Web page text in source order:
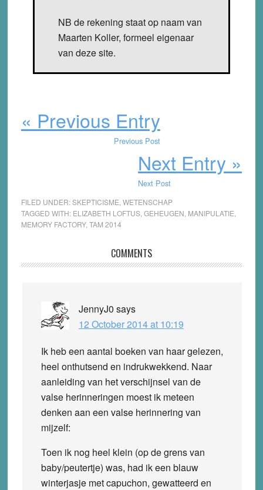
NB de rekening staat op naam van
Maarten Koller, formeel eigenaar
van deze site.
« Previous Entry
Previous Post
Next Entry »
Next Post
FILED UNDER:SKEPTICISME WETENSCHAP
TAGGED WITH: ELIZABETH LOFTUS, GEHEUGEN MANIPULATIE
MEMORY FACTORY, TAM 2014
Interactions
COMMENTS
JennyJ0 says
12 October 2014 at 10:19
Ik heb een aantal boeken van haar gelezen,
heel onthutsend en indrukwekkend. Naar
aanleiding van het verschijnsel van de
valse herinneringen moest ik meteen
denken aan een valse herinnering van
mijzelf:
Toen ik nog heel klein (op de grens van
baby/peutertje) was, had ik een blauw
winterjasje met capuchon, gewatteerd en